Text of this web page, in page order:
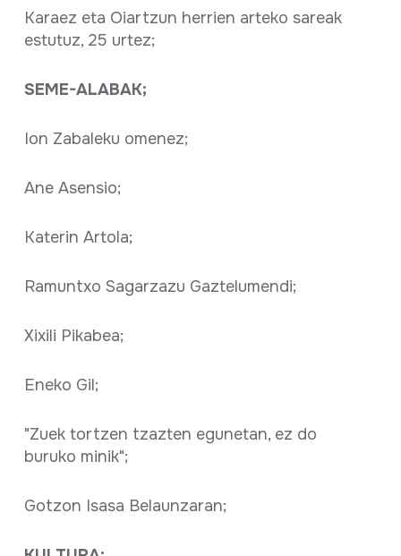
Karaez eta Oiartzun herrien arteko sareak
estutuz, 25 urtez;
SEME-ALABAK;
Ion Zabaleku omenez;
Ane Asensio;
Katerin Artola;
Ramuntxo Sagarzazu Gaztelumendi;
Xixili Pikabea;
Eneko Gil;
"Zuek tortzen tzazten egunetan, ez do
buruko minik";
Gotzon Isasa Belaunzaran;